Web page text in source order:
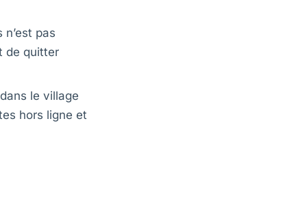
pas
de quitter
le village
hors ligne et